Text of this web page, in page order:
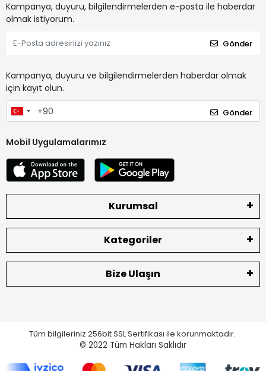
Kampanya, duyuru, bilgilendirmelerden e-posta ile haberdar
olmak istiyorum.
Gönder
Kampanya, duyuru ve bilgilendirmelerden haberdar olmak
için kayıt olun.
Gönder
Mobil Uygulamalarımız
Kurumsal
Kategoriler
Bize Ulaşın
Tüm bilgileriniz 256bit SSL Sertifikası ile korunmaktadır.
© 2022 Tüm Hakları Saklıdır